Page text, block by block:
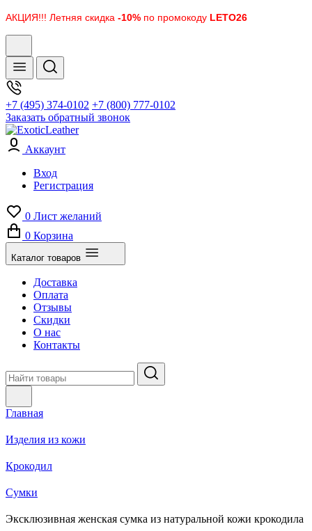
АКЦИЯ!!! Летняя скидка -10% по промокоду LETO26
+7 (495) 374-0102 +7 (800) 777-0102
Заказать обратный звонок
Аккаунт
Вход
Регистрация
0 Лист желаний
0 Корзина
Каталог товаров
Доставка
Оплата
Отзывы
Скидки
О нас
Контакты
Главная
Изделия из кожи
Крокодил
Cумки
Эксклюзивная женская сумка из натуральной кожи крокодила